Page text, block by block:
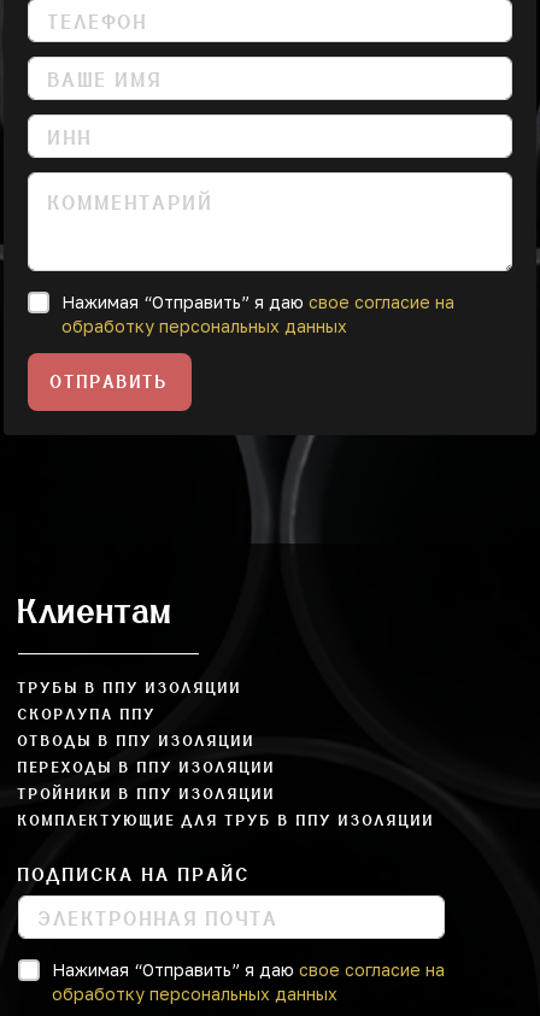
Нажимая “Отправить” я даю свое согласие на
обработку персональных данных
ОТПРАВИТЬ
Клиентам
ТРУБЫ В ППУ ИЗОЛЯЦИИ
СКОРЛУПА ППУ
ОТВОДЫ В ППУ ИЗОЛЯЦИИ
ПЕРЕХОДЫ В ППУ ИЗОЛЯЦИИ
ТРОЙНИКИ В ППУ ИЗОЛЯЦИИ
КОМПЛЕКТУЮЩИЕ ДЛЯ ТРУБ В ППУ ИЗОЛЯЦИИ
ПОДПИСКА НА ПРАЙС
Нажимая “Отправить” я даю свое согласие на
обработку персональных данных